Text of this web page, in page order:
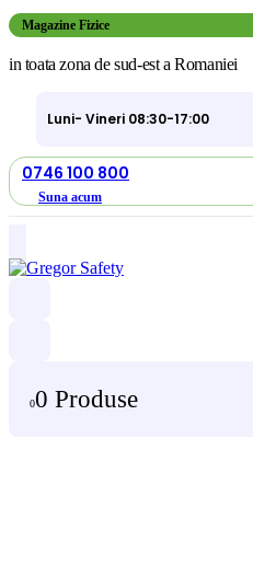
Magazine Fizice
in toata zona de sud-est a Romaniei
Luni- Vineri 08:30-17:00
0746 100 800
Suna acum
00 Produse